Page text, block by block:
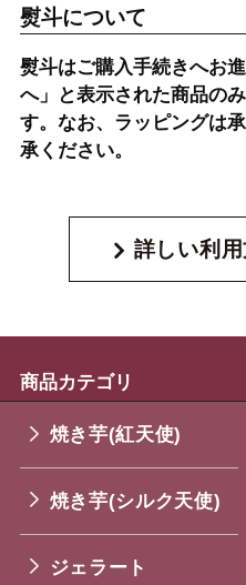
熨斗について
熨斗はご購入手続きへお
へ」と表示された商品の
す。なお、ラッピングは
承ください。
詳しい利
商品カテゴリ
焼き芋(紅天使)
焼き芋(シルク天使)
ジェラート